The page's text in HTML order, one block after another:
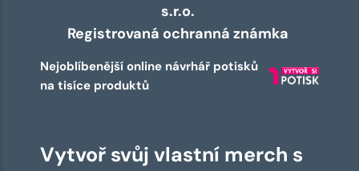
s.r.o.
Registrovaná ochranná známka
Nejoblíbenější online návrhář potisků
na tisíce produktů
Vytvoř svůj vlastní merch s